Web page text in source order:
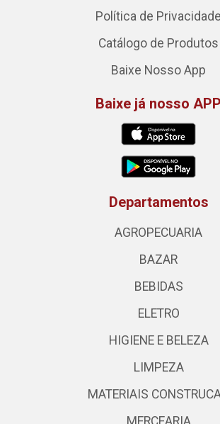
Política de Privacidade
Catálogo de Produtos
Baixe Nosso App
Baixe já nosso APP
Departamentos
AGROPECUARIA
BAZAR
BEBIDAS
ELETRO
HIGIENE E BELEZA
LIMPEZA
MATERIAIS
MERCEARIA